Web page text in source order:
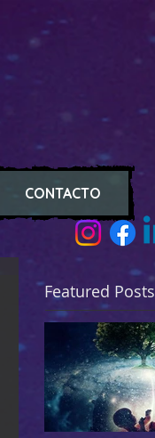
CONTACTO
Featured Posts